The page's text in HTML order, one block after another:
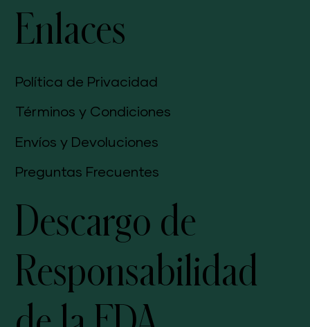
Descargo de
Responsabilidad
Enlaces
Política de Privacidad
Términos y Condiciones
Envíos y Devoluciones
Preguntas Frecuentes